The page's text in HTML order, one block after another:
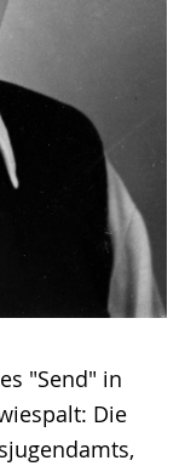
"Send" in
Die